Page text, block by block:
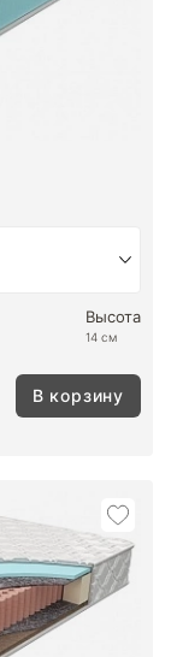
Высота
14 см
В корзину